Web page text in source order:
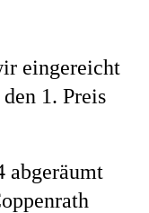
eingereicht
1. Preis
abgeräumt